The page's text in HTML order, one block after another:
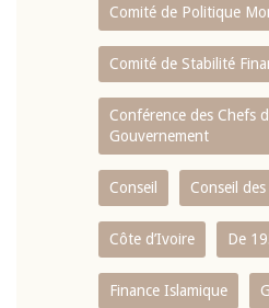
Comité de Politique
Comité de Stabilité
Conférence des Chefs
Gouvernement
Conseil Conseil
Côte d’Ivoire De
Finance Islamique